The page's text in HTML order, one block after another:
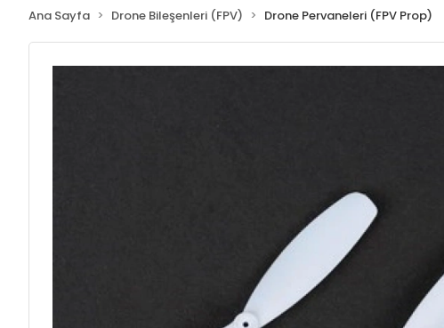
Ana Sayfa Drone Bileşenleri (FPV) Drone Pervaneleri (FPV Prop)